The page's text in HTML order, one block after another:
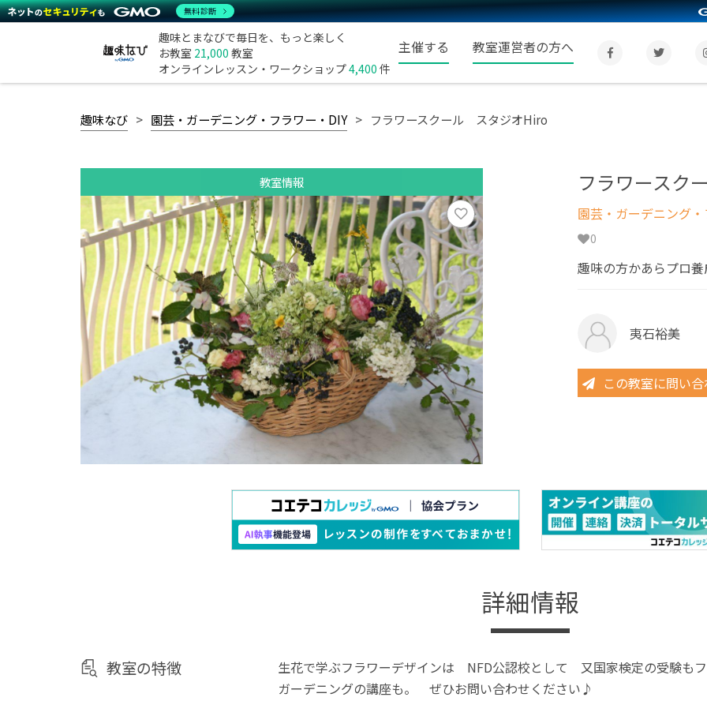
趣味とまなびで毎日を、もっと楽しく
お教室 21,000 教室
オンラインレッスン・ワークショップ4,400 件
主催する 教室運営者の方へ
趣味なび 園芸・ガーデニング・フラワー・DIY フラワースクール スタジオHiro
教室情報 フラワースク
園芸・ガーデニング
0
趣味の方かあらプロ
夷石裕美
この教室に問い
詳細情報
教室の特徴
生花で学ぶフラワーデザインは NFD公認校として 又国家検定の受験も
ガーデニングの講座も。 ぜひお問い合わせください♪
無料診断